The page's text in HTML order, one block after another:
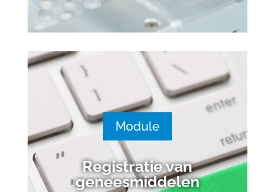
Module
Registratie van
geneesmiddelen